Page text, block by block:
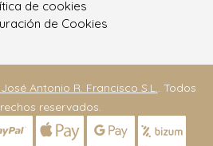
de cookies
de Cookies
Antonio R. Francisco S.L.. Todos
reservados.